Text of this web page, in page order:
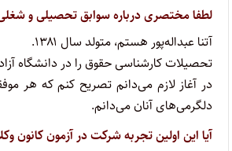
لطفا مختصری درباره سوابق تحصیلی و
آتنا عبداله‌پور هستم، متولد سال ۱۳۸۱.
تحصیلات کارشناسی حقوق را در دانشگاه
در آغاز لازم می‌دانم تصریح کنم که هر
دلگرمی‌های آنان می‌دانم.
آیا این اولین تجربه شرکت در آزمون کانون